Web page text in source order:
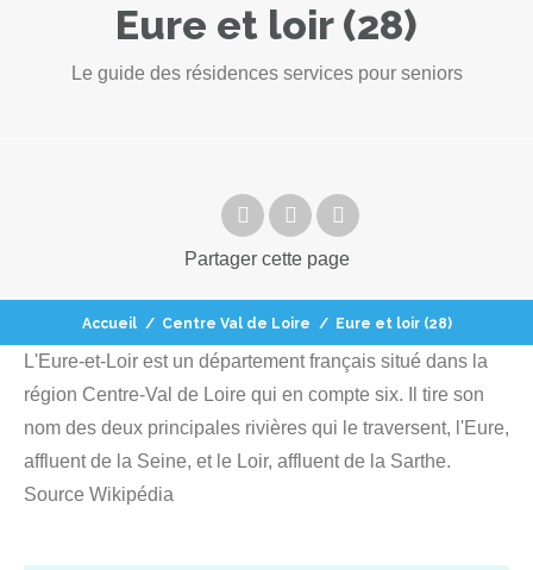
Eure et loir (28)
Le guide des résidences services pour seniors
Partager cette page
Accueil / Centre Val de Loire / Eure et loir (28)
L'Eure-et-Loir est un département français situé dans la
région Centre-Val de Loire qui en compte six. Il tire son
nom des deux principales rivières qui le traversent, l'Eure,
affluent de la Seine, et le Loir, affluent de la Sarthe.
Source Wikipédia